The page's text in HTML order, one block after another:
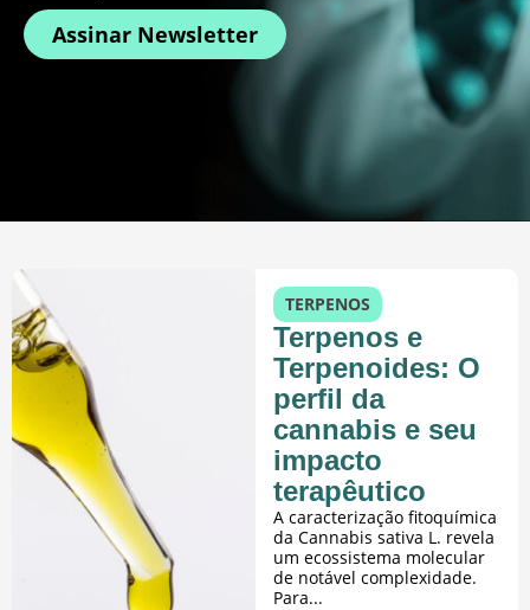
Assinar Newsletter
TERPENOS
Terpenos e
Terpenoides: O
perfil da
cannabis e seu
impacto
terapêutico
A caracterização fitoquímica
da Cannabis sativa L. revela
um ecossistema molecular
de notável complexidade.
Para...